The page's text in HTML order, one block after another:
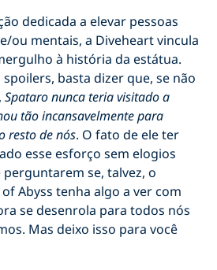
dedicada a elevar pessoas
ou mentais, a Diveheart vincula
à história da estátua.
basta dizer que, se não
Spataro nunca teria visitado a
tão incansavelmente para
resto de nós. O fato de ele ter
esse esforço sem elogios
se, talvez, o
Abyss tenha algo a ver com
se desenrola para todos nós
Mas deixo isso para você